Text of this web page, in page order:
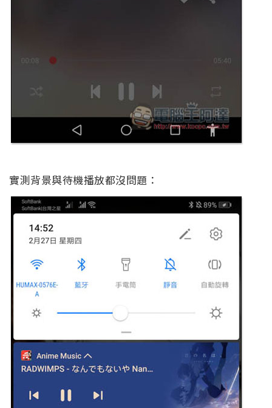
實測背景與待機播放都沒問題：